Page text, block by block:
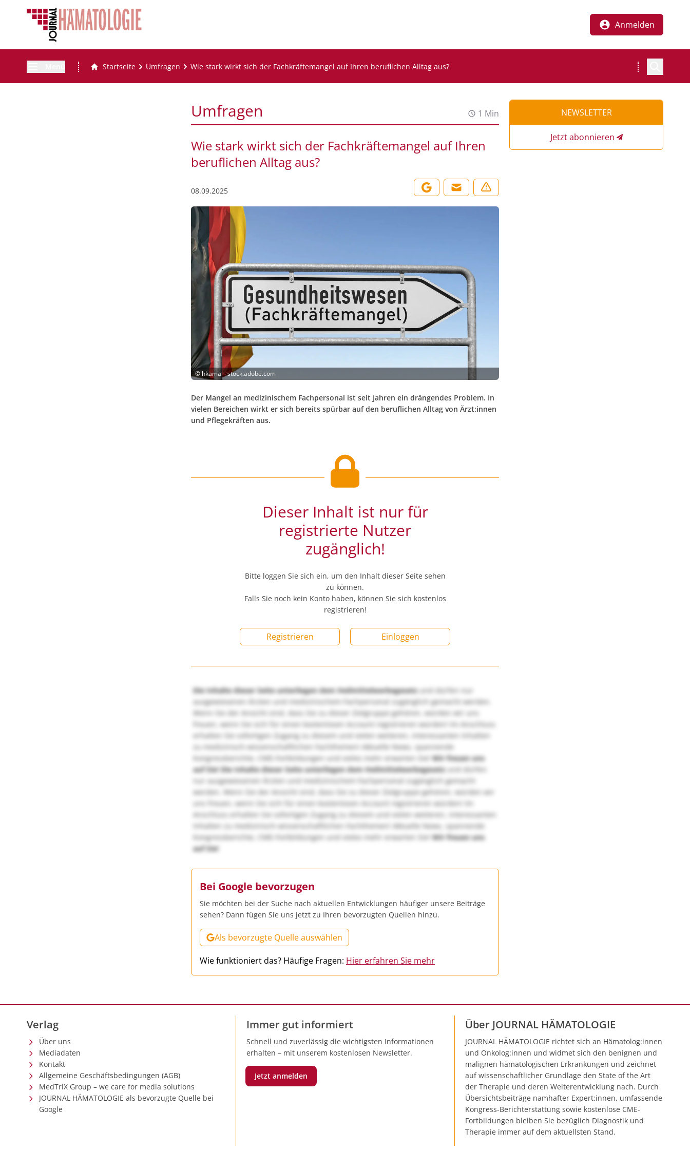
Anmelden
Startseite Umfragen Wie stark wirkt sich der Fachkräftemangel auf Ihren beruflichen Alltag aus?
Umfragen 1 Min
Wie stark wirkt sich der Fachkräftemangel auf Ihren
beruflichen Alltag aus?
08.09.2025
©hkama – stock.adobe.com
Der Mangel an medizinischem Fachpersonal ist seit Jahren ein drängendes Problem. In
vielen Bereichen wirkt er sich bereits spürbar auf den beruflichen Alltag von Ärzt:innen
und Pflegekräften aus.
Dieser Inhalt ist nur für
registrierte Nutzer
zugänglich!
Bitte loggen Sie sich ein, um den Inhalt dieser Seite sehen
zu können.
Falls Sie noch kein Konto haben, können Sie sich kostenlos
registrieren!
Registrieren Einloggen
Die Inhalte dieser Seite unterliegen dem Heilmittelwerbegesetzund dürfen nur
ausgewiesenen Ärzten und medizinischem Fachpersonal zugänglich gemacht werden.
Wenn Sie der Ansicht sind, dass Sie zu dieser Zielgruppe gehören, würden wir uns
freuen, wenn Sie sich für einen kostenlosen Account registrieren würden! Im Anschluss
erhalten Sie sofortigen Zugang zu diesem und vielen weiteren, interessanten Inhalten
zu medizinisch-wissenschaftlichen Fachthemen! Aktuelle News, spannende
Kongressberichte, CME-Fortbildungen und vieles mehr erwarten Sie!Wir freuen uns
auf Sie! Die Inhalte dieser Seite unterliegen dem Heilmittelwerbegesetzund dürfen
nur ausgewiesenen Ärzten und medizinischem Fachpersonal zugänglich gemacht
werden. Wenn Sie der Ansicht sind, dass Sie zu dieser Zielgruppe gehören, würden wir
uns freuen, wenn Sie sich für einen kostenlosen Account registrieren würden! Im
Anschluss erhalten Sie sofortigen Zugang zu diesem und vielen weiteren, interessanten
Inhalten zu medizinisch-wissenschaftlichen Fachthemen! Aktuelle News, spannende
Kongressberichte, CME-Fortbildungen und vieles mehr erwarten Sie! Wir freuen uns
auf Sie!
Bei Google bevorzugen
Sie möchten bei der Suche nach aktuellen Entwicklungen häufiger unsere Beiträge
sehen? Dann fügen Sie uns jetzt zu Ihren bevorzugten Quellen hinzu.
Als bevorzugte Quelle auswählen
Wie funktioniert das? Häufige Fragen: Hier erfahren Sie mehr
NEWSLETTER
Jetzt abonnieren
Verlag
Über uns
Mediadaten
Kontakt
Allgemeine Geschäftsbedingungen (AGB)
MedTriX Group – we care for media solutions
JOURNAL HÄMATOLOGIE als bevorzugte Quelle bei
Google
Immer gut informiert
Schnell und zuverlässig die wichtigsten Informationen
erhalten – mit unserem kostenlosen Newsletter.
Jetzt anmelden
Über JOURNAL HÄMATOLOGIE
JOURNAL HÄMATOLOGIE richtet sich an Hämatolog:innen
und Onkolog:innen und widmet sich den benignen und
malignen hämatologischen Erkrankungen und zeichnet
auf wissenschaftlicher Grundlage den State of the Art
der Therapie und deren Weiterentwicklung nach. Durch
Übersichtsbeiträge namhafter Expert:innen, umfassende
Kongress-Berichterstattung sowie kostenlose CME-
Fortbildungen bleiben Sie bezüglich Diagnostik und
Therapie immer auf dem aktuellsten Stand.